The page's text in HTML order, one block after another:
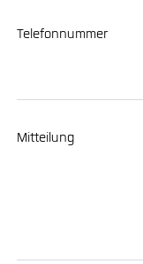
Telefonnummer
Mitteilung